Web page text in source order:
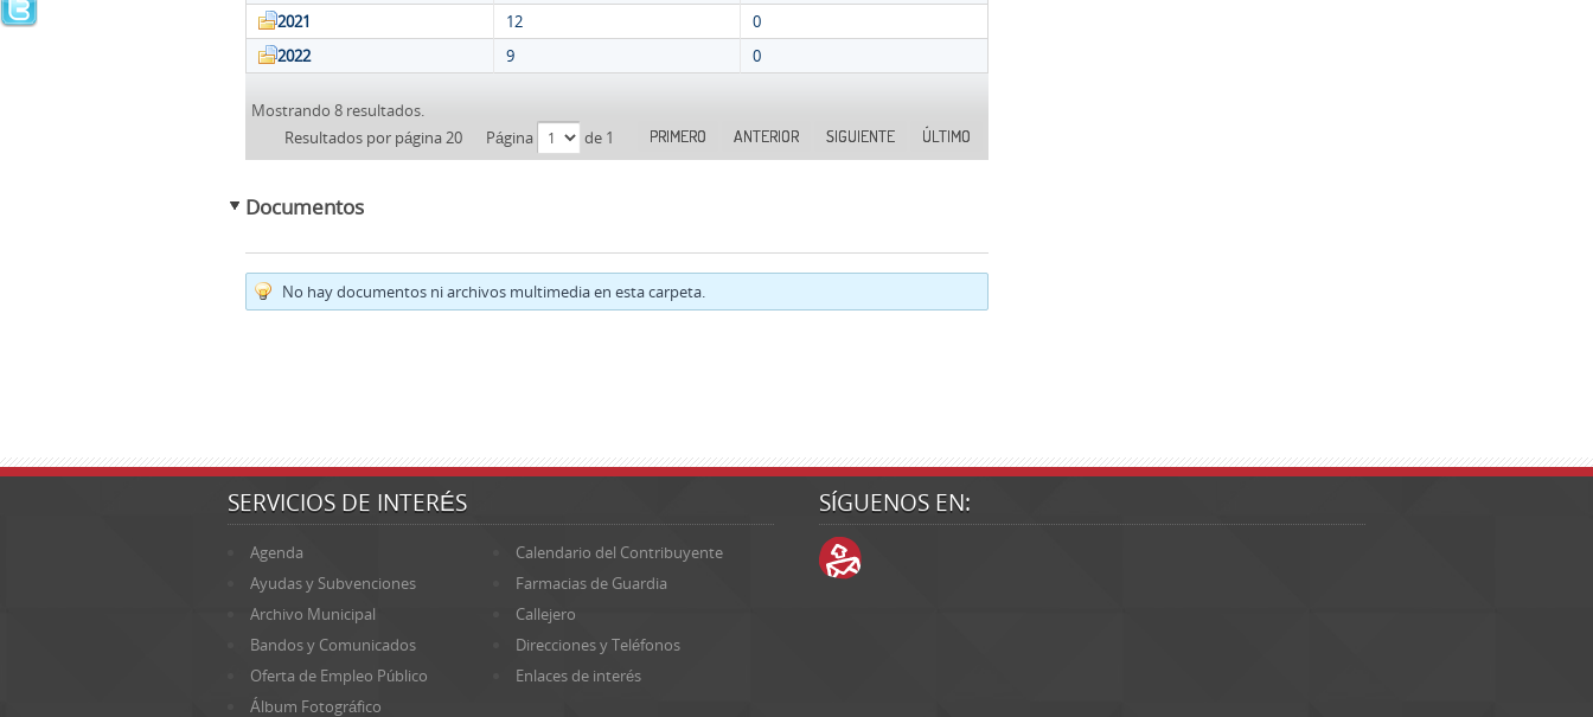
2021
12
0
2022
9 0
Mostrando 8 resultados.
Resultados por página 20
Página de 1 PRIMERO ANTERIOR SIGUIENTE ÚLTIMO
Documentos
No hay documentos ni archivos multimedia en esta carpeta.
SERVICIOS DE INTERÉS
Agenda
Calendario del Contribuyente
Ayudas y Subvenciones
Farmacias de Guardia
Archivo Municipal
Callejero
Bandos y Comunicados
Direcciones y Teléfonos
Oferta de Empleo Público
Enlaces de interés
Álbum Fotográfico
SÍGUENOS EN: